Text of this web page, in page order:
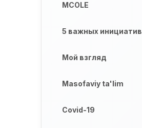
MCOLE
5 важных инициатив
Мой взгляд
Masofaviy ta'lim
Covid-19